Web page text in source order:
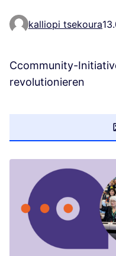
kalliopi tsekoura
Ccommunity-
revolutionieren